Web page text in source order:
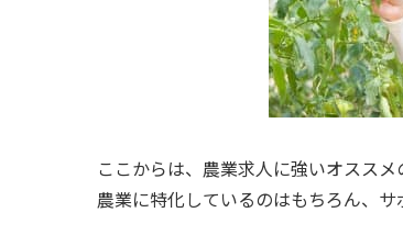
ここからは、 農業求人に強いオスス
農業に特化しているのはもちろん、